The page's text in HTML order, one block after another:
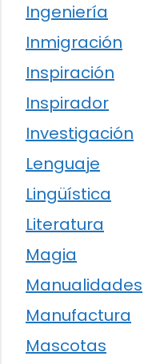
Ingeniería
Inmigración
Inspiración
Inspirador
Investigación
Lenguaje
Lingüística
Literatura
Magia
Manualidades
Manufactura
Mascotas